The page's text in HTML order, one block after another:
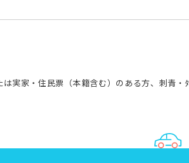
実家・住民票（本籍含む）のある方、刺青・ﾀ